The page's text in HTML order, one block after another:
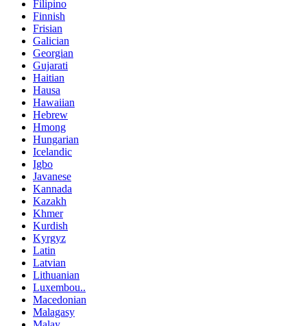
Filipino
Finnish
Frisian
Galician
Georgian
Gujarati
Haitian
Hausa
Hawaiian
Hebrew
Hmong
Hungarian
Icelandic
Igbo
Javanese
Kannada
Kazakh
Khmer
Kurdish
Kyrgyz
Latin
Latvian
Lithuanian
Luxembou..
Macedonian
Malagasy